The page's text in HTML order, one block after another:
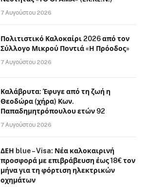
7 Αυγούστου 2026
Πολιτιστικό Καλοκαίρι 2026 από τον
Σύλλογο Μικρού Ποντιά «Η Πρόοδος»
7 Αυγούστου 2026
Καλάβρυτα: Έφυγε από τη ζωή η
Θεοδώρα (χήρα) Κων.
Παπαδημητρόπουλου ετών 92
7 Αυγούστου 2026
ΔΕΗ blue – Visa: Νέα καλοκαιρινή
προσφορά με επιβράβευση έως 18€ τον
μήνα για τη φόρτιση ηλεκτρικών
οχημάτων